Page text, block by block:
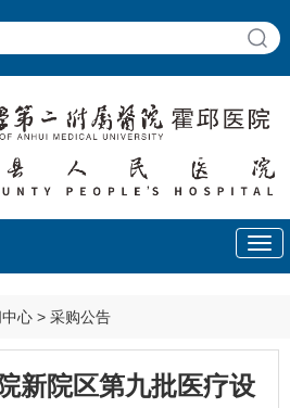
心 > 采购公告
新院区第九批医疗设